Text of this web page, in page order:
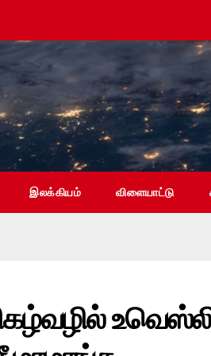
இலக்கியம் விளையாட்டு